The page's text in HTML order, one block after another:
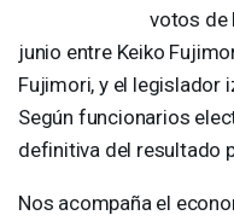
votos de
junio entre Keiko
Fujimori, y el legislador
Según funcionarios
definitiva del resultado
Nos acompaña el